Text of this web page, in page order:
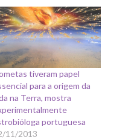
tiveram papel
para a origem da
na Terra, mostra
portuguesa
11/2013